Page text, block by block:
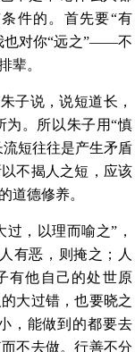
件的。首先要“有
也对你“远之”——不
辈。
子说，说短道长，
为。所以朱子用“慎
短往往是产生矛盾
不揭人之短，应该
道德修养。
，以理而喻之”，
有恶，则掩之；人
有他自己的处世原
大过错，也要晓之
，能做到的都要去
不去做。行善不分